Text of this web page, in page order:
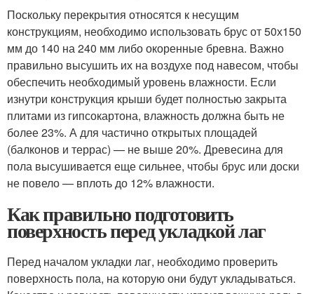
Поскольку перекрытия относятся к несущим
конструкциям, необходимо использовать брус от 50х150
мм до 140 на 240 мм либо окоренные бревна. Важно
правильно высушить их на воздухе под навесом, чтобы
обеспечить необходимый уровень влажности. Если
изнутри конструкция крыши будет полностью закрыта
плитами из гипсокартона, влажность должна быть не
более 23%. А для частично открытых площадей
(балконов и террас) — не выше 20%. Древесина для
пола высушивается еще сильнее, чтобы брус или доски
не повело — вплоть до 12% влажности.
Как правильно подготовить
поверхность перед укладкой лаг
Перед началом укладки лаг, необходимо проверить
поверхность пола, на которую они будут укладываться.